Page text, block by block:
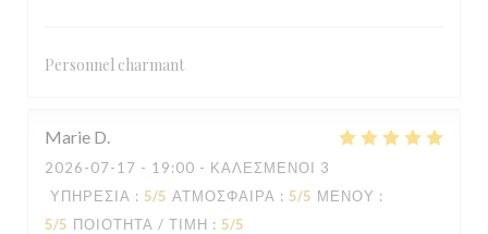
Personnel charmant
Marie D
2026-07-17 - 19:00 - ΚΑΛΕΣΜΈΝΟΙ 3
ΥΠΗΡΕΣΊΑ : 5/5 ΑΤΜΌΣΦΑΙΡΑ : 5/5 ΜΕΝΟΎ :
5/5 ΠΟΙΌΤΗΤΑ / ΤΙΜΉ : 5/5